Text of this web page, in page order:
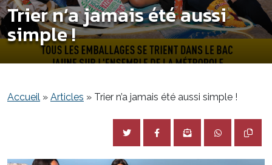
Trier n’a jamais été aussi
simple !
Accueil » Articles » Trier n’a jamais été aussi simple !